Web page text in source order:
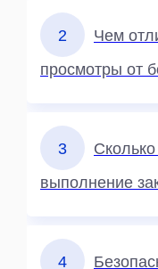
2 Чем
просмотры от
3
выполнение
4